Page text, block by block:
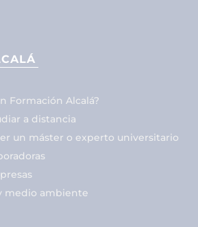
Formación Alcalá?
a distancia
un máster o experto universitario
medio ambiente